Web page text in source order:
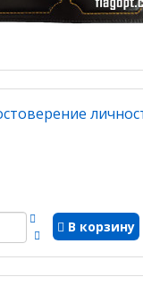
В корзину